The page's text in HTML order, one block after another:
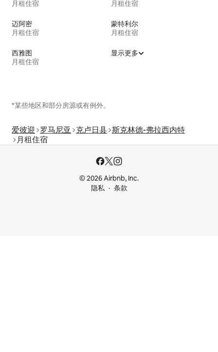
月租住宿 月租住宿
迈阿密
月租住宿
蒙特利尔
月租住宿
西雅图
月租住宿
显示更多
*某些地区和部分房源或有例外。
爱彼迎 罗马尼亚 克卢日县 斯克林德-弗拉西内特
月租住宿
© 2026 Airbnb, Inc.
隐私
条款